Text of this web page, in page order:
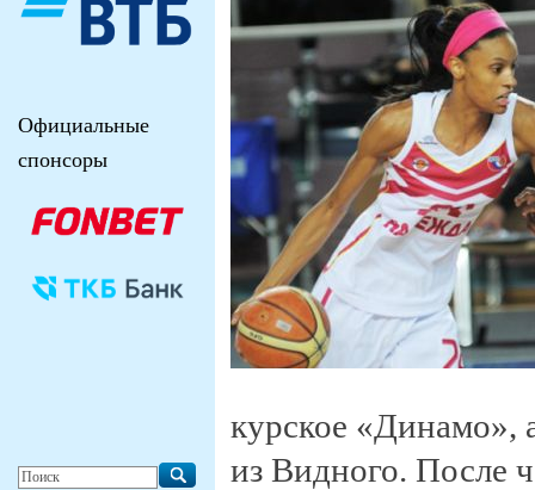
курское «Динамо»,
из Видного. После
Официальные
спонсоры